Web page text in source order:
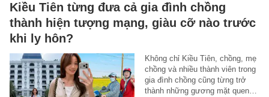
Kiều Tiên từng đưa cả gia đình chồng
thành hiện tượng mạng, giàu cỡ nào trước
khi ly hôn?
Không chỉ Kiều Tiên, chồng, mẹ
chồng và nhiều thành viên trong
gia đình chồng cũng từng trở
thành những gương mặt quen…